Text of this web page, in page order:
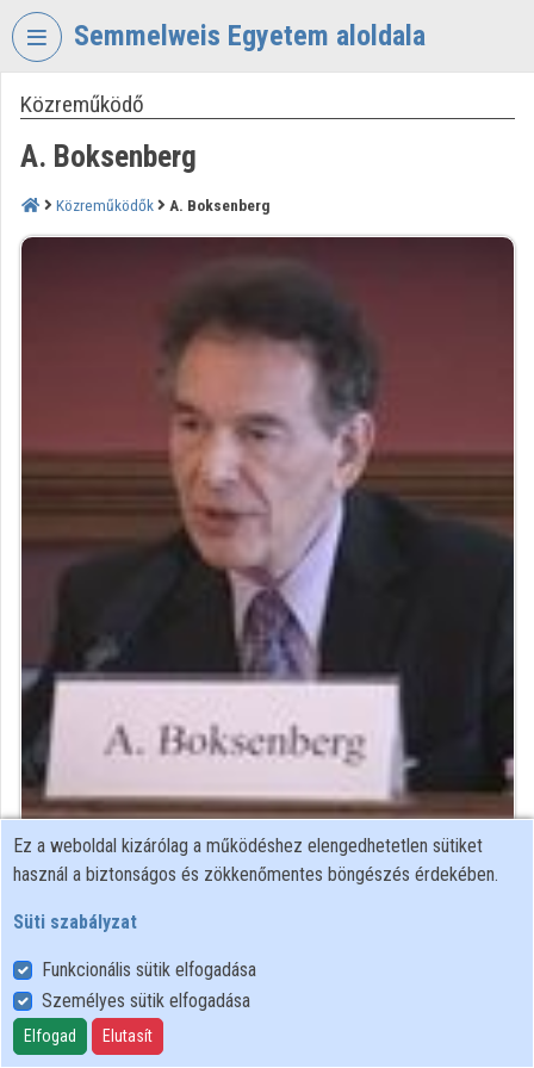
Fejléc kihagyása
Semmelweis Egyetem aloldala
VIDEOTORIUM
SEMMELWEIS
EGYETEM
Intézményi felfedezés
Intézményi listák
Közreműködők
Közreműködő
A. Boksenberg
Közreműködők A. Boksenberg
Közreműködő felvételei
Névjegyek
Névjegy
United Kingdom National Commission for UNESCO
Ez a weboldal kizárólag a működéshez elengedhetetlen sütiket
használ a biztonságos és zökkenőmentes böngészés érdekében.
Süti szabályzat
Funkcionális sütik elfogadása
Személyes sütik elfogadása
Elfogad Elutasít